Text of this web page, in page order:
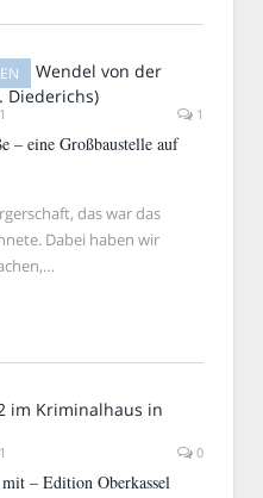
1
– eine Großbaustelle auf
das war das
Dabei haben wir
0
– Edition Oberkassel